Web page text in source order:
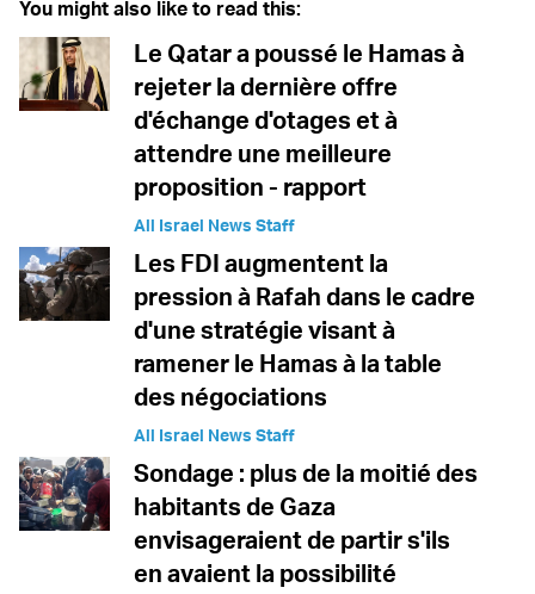
You might also like to read this:
Le Qatar a poussé le Hamas à
rejeter la dernière offre
d'échange d'otages et à
attendre une meilleure
proposition - rapport
All Israel News Staff
Les FDI augmentent la
pression à Rafah dans le cadre
d'une stratégie visant à
ramener le Hamas à la table
des négociations
All Israel News Staff
Sondage : plus de la moitié des
habitants de Gaza
envisageraient de partir s'ils
en avaient la possibilité